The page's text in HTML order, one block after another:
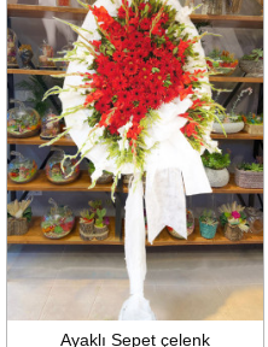
Ayaklı Sepet çelenk